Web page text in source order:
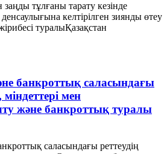
тұлғаны тарату кезінде
келтірілген зиянды өтеу
туралыҚазақстан
банкроттық саласындағы
мен
және банкроттық туралы
саласындағы реттеудің